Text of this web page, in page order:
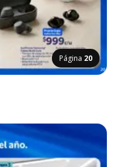
Página 20